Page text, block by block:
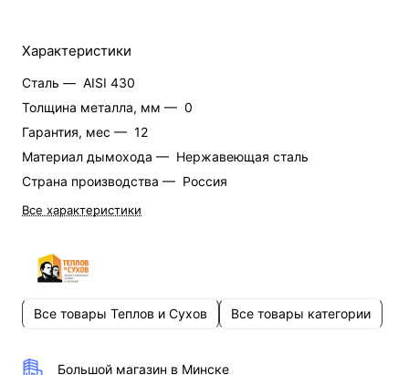
Характеристики
Сталь — AISI 430
Толщина металла, мм — 0
Гарантия, мес — 12
Материал дымохода — Нержавеющая сталь
Страна производства — Россия
Все характеристики
Все товары Теплов и Сухов Все товары категории
Большой магазин в Минске